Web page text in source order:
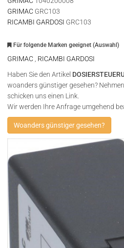
GRIMAC GRC103
RICAMBI GARDOSI GRC103
Für folgende Marken geeignet (Auswahl)
GRIMAC
RICAMBI GARDOSI
Haben Sie den Artikel
woanders günstiger gesehen?
schicken uns einen Link.
Wir werden Ihre Anfrage umgehend
Woanders günstiger gesehen?